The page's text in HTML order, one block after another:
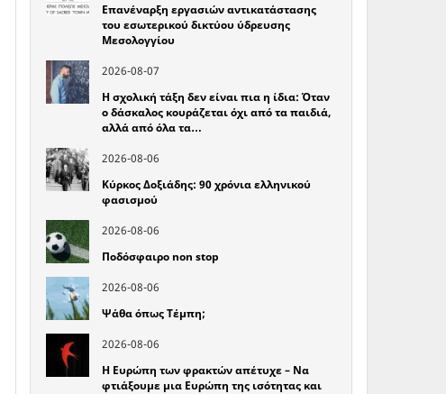
Επανέναρξη εργασιών αντικατάστασης
του εσωτερικού δικτύου ύδρευσης
Μεσολογγίου
2026-08-07
Η σχολική τάξη δεν είναι πια η ίδια: Όταν
ο δάσκαλος κουράζεται όχι από τα παιδιά,
αλλά από όλα τα…
2026-08-06
Κύρκος Δοξιάδης: 90 χρόνια ελληνικού
φασισμού
2026-08-06
Ποδόσφαιρο non stop
2026-08-06
Ψάθα όπως Τέμπη;
2026-08-06
Η Ευρώπη των φρακτών απέτυχε – Να
φτιάξουμε μια Ευρώπη της ισότητας και